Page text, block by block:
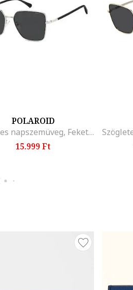
POLAROID
Szögletes napszemüveg, Fekete/Ezüstszín
15.999 Ft